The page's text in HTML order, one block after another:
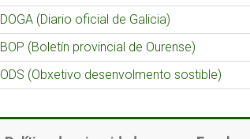
DOGA (Diario oficial de Galicia)
BOP (Boletín provincial de Ourense)
ODS (Obxetivo desenvolmento sostible)